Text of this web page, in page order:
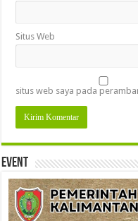
Situs Web
situs web saya pada
Event